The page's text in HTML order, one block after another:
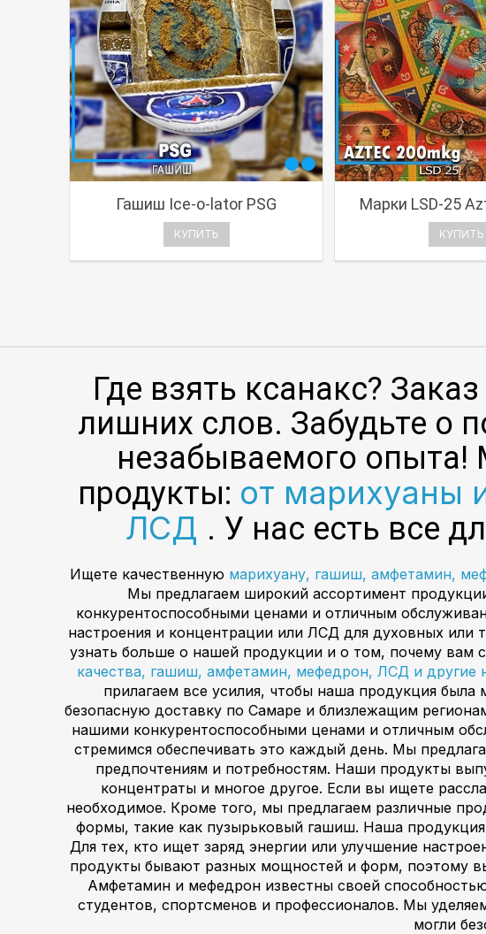
Гашиш Ice-o-lator PSG
КУПИТЬ
Марки LSD-25
КУПИТЬ
Где взять ксанакс?
лишних слов. Забудьте о
незабываемого
продукты: от марихуаны
ЛСД . У нас есть все
Ищете качественную марихуану, гашиш, амфетамин,
Мы предлагаем широкий ассортимент
конкурентоспособными ценами и отличным
настроения и концентрации или ЛСД для духовных или
узнать больше о нашей продукции и о том, почему вам
качества, гашиш, амфетамин, мефедрон, ЛСД и другие
прилагаем все усилия, чтобы наша продукция
безопасную доставку по Самаре и близлежащим
нашими конкурентоспособными ценами и отличным
стремимся обеспечивать это каждый день. Мы
предпочтениям и потребностям. Наши продукты
концентраты и многое другое. Если вы ищете
необходимое. Кроме того, мы предлагаем различные
формы, такие как пузырьковый гашиш. Наша продукция
Для тех, кто ищет заряд энергии или улучшение
продукты бывают разных мощностей и форм, поэтому
Амфетамин и мефедрон известны своей
студентов, спортсменов и профессионалов. Мы
могли